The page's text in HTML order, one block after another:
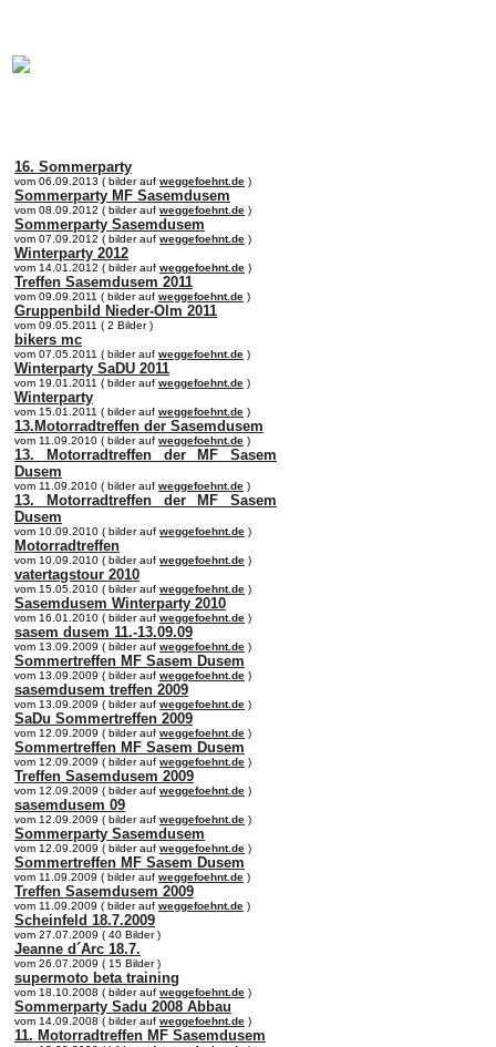
16. Sommerparty
vom 06.09.2013 ( bilder auf weggefoehnt.de )
Sommerparty MF Sasemdusem
vom 08.09.2012 ( bilder auf weggefoehnt.de )
Sommerparty Sasemdusem
vom 07.09.2012 ( bilder auf weggefoehnt.de )
Winterparty 2012
vom 14.01.2012 ( bilder auf weggefoehnt.de )
Treffen Sasemdusem 2011
vom 09.09.2011 ( bilder auf weggefoehnt.de )
Gruppenbild Nieder-Olm 2011
vom 09.05.2011 ( 2 Bilder )
bikers mc
vom 07.05.2011 ( bilder auf weggefoehnt.de )
Winterparty SaDU 2011
vom 19.01.2011 ( bilder auf weggefoehnt.de )
Winterparty
vom 15.01.2011 ( bilder auf weggefoehnt.de )
13.Motorradtreffen der Sasemdusem
vom 11.09.2010 ( bilder auf weggefoehnt.de )
13. Motorradtreffen der MF Sasem
Dusem
vom 11.09.2010 ( bilder auf weggefoehnt.de )
13. Motorradtreffen der MF Sasem
Dusem
vom 10.09.2010 ( bilder auf weggefoehnt.de )
Motorradtreffen
vom 10.09.2010 ( bilder auf weggefoehnt.de )
vatertagstour 2010
vom 15.05.2010 ( bilder auf weggefoehnt.de )
Sasemdusem Winterparty 2010
vom 16.01.2010 ( bilder auf weggefoehnt.de )
sasem dusem 11.-13.09.09
vom 13.09.2009 ( bilder auf weggefoehnt.de )
Sommertreffen MF Sasem Dusem
vom 13.09.2009 ( bilder auf weggefoehnt.de )
sasemdusem treffen 2009
vom 13.09.2009 ( bilder auf weggefoehnt.de )
SaDu Sommertreffen 2009
vom 12.09.2009 ( bilder auf weggefoehnt.de )
Sommertreffen MF Sasem Dusem
vom 12.09.2009 ( bilder auf weggefoehnt.de )
Treffen Sasemdusem 2009
vom 12.09.2009 ( bilder auf weggefoehnt.de )
sasemdusem 09
vom 12.09.2009 ( bilder auf weggefoehnt.de )
Sommerparty Sasemdusem
vom 12.09.2009 ( bilder auf weggefoehnt.de )
Sommertreffen MF Sasem Dusem
vom 11.09.2009 ( bilder auf weggefoehnt.de )
Treffen Sasemdusem 2009
vom 11.09.2009 ( bilder auf weggefoehnt.de )
Scheinfeld 18.7.2009
vom 27.07.2009 ( 40 Bilder )
Jeanne d´Arc 18.7.
vom 26.07.2009 ( 15 Bilder )
supermoto beta training
vom 18.10.2008 ( bilder auf weggefoehnt.de )
Sommerparty Sadu 2008 Abbau
vom 14.09.2008 ( bilder auf weggefoehnt.de )
11. Motorradtreffen MF Sasemdusem